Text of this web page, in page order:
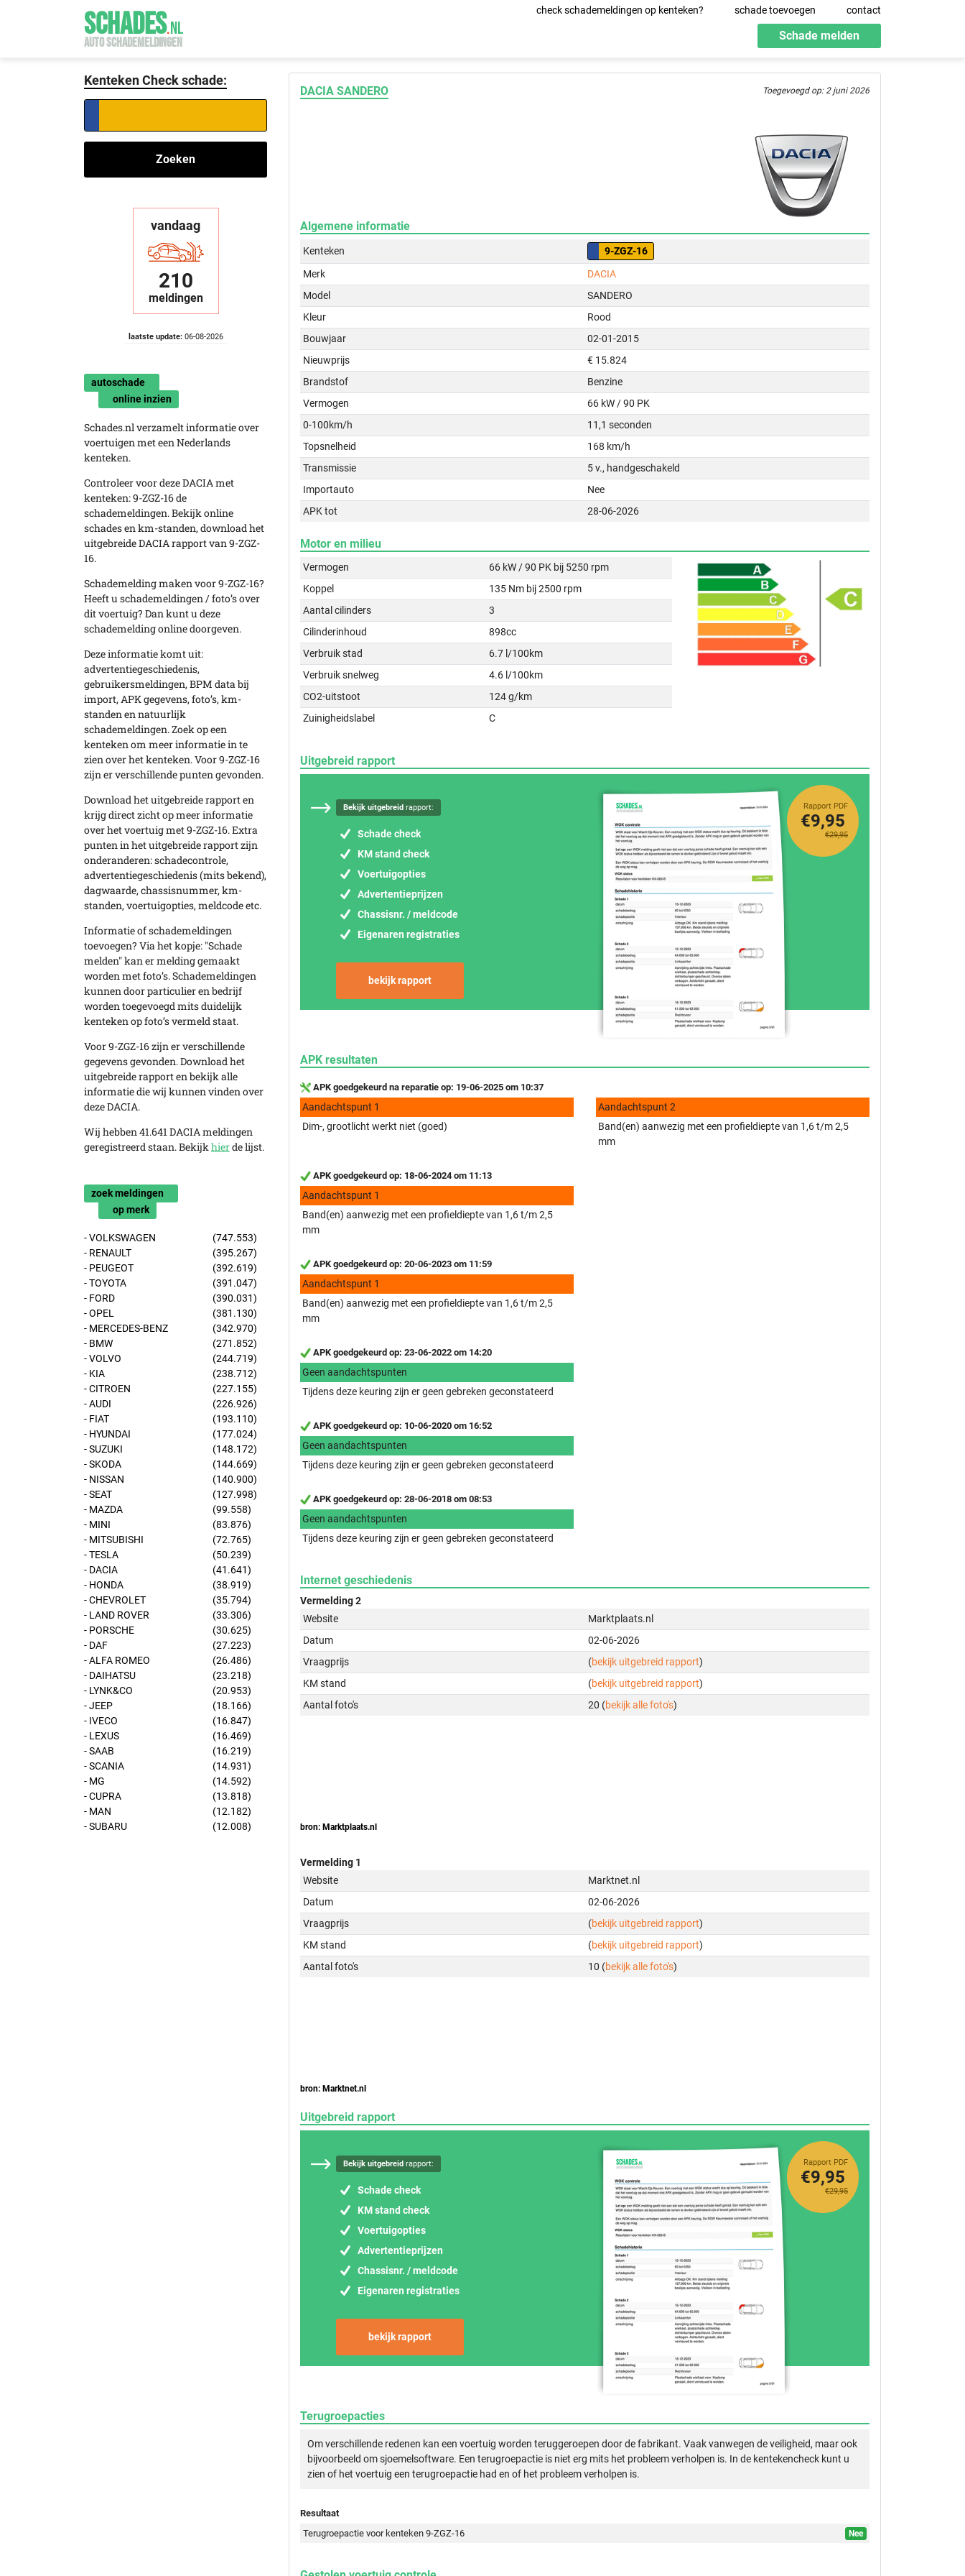
SCHADES.NL
AUTO SCHADEMELDINGEN
check schademeldingen op kenteken? schade toevoegen contact
Schade melden
Kenteken Check schade:
Zoeken
vandaag
210
meldingen
laatste update:06-08-2026
autoschade
online inzien
Schades.nl verzamelt informatie over
voertuigen met een Nederlands
kenteken.
Controleer voor deze DACIA met
kenteken: 9-ZGZ-16 de
schademeldingen. Bekijk online
schades en km-standen, download het
uitgebreide DACIA rapport van 9-ZGZ-
16.
Schademelding maken voor 9-ZGZ-16?
Heeft u schademeldingen / foto’s over
dit voertuig? Dan kunt u deze
schademelding online doorgeven.
Deze informatie komt uit:
advertentiegeschiedenis,
gebruikersmeldingen, BPM data bij
import, APK gegevens, foto’s, km-
standen en natuurlijk
schademeldingen. Zoek op een
kenteken om meer informatie in te
zien over het kenteken. Voor 9-ZGZ-16
zijn er verschillende punten gevonden.
Download het uitgebreide rapport en
krijg direct zicht op meer informatie
over het voertuig met 9-ZGZ-16. Extra
punten in het uitgebreide rapport zijn
onderanderen: schadecontrole,
advertentiegeschiedenis (mits bekend),
dagwaarde, chassisnummer, km-
standen, voertuigopties, meldcode etc.
Informatie of schademeldingen
toevoegen? Via het kopje: "Schade
melden" kan er melding gemaakt
worden met foto’s. Schademeldingen
kunnen door particulier en bedrijf
worden toegevoegd mits duidelijk
kenteken op foto’s vermeld staat.
Voor 9-ZGZ-16 zijn er verschillende
gegevens gevonden. Download het
uitgebreide rapport en bekijk alle
informatie die wij kunnen vinden over
deze DACIA.
Wij hebben 41.641 DACIA meldingen
geregistreerd staan. Bekijkhierde lijst.
zoek meldingen
op merk
- VOLKSWAGEN
(747.553)
- RENAULT
(395.267)
- PEUGEOT
(392.619)
- TOYOTA
(391.047)
- FORD
(390.031)
- OPEL
(381.130)
- MERCEDES-BENZ
(342.970)
- BMW
(271.852)
- VOLVO
(244.719)
- KIA
(238.712)
- CITROEN
(227.155)
- AUDI
(226.926)
- FIAT
(193.110)
- HYUNDAI
(177.024)
- SUZUKI
(148.172)
- SKODA
(144.669)
- NISSAN
(140.900)
- SEAT
(127.998)
- MAZDA
(99.558)
- MINI
(83.876)
- MITSUBISHI
(72.765)
- TESLA
(50.239)
- DACIA
(41.641)
- HONDA
(38.919)
- CHEVROLET
(35.794)
- LAND ROVER
(33.306)
- PORSCHE
(30.625)
- DAF
(27.223)
- ALFA ROMEO
(26.486)
- DAIHATSU
(23.218)
- LYNK&CO
(20.953)
- JEEP
(18.166)
- IVECO
(16.847)
- LEXUS
(16.469)
- SAAB
(16.219)
- SCANIA
(14.931)
- MG
(14.592)
- CUPRA
(13.818)
- MAN
(12.182)
- SUBARU
(12.008)
DACIA SANDERO Toegevoegd op: 2 juni 2026
Algemene informatie
Kenteken
9-ZGZ-16
Merk
DACIA
Model
SANDERO
Kleur
Rood
Bouwjaar
02-01-2015
Nieuwprijs
€ 15.824
Brandstof
Benzine
Vermogen
66 kW / 90 PK
0-100km/h
11,1 seconden
Topsnelheid
168 km/h
Transmissie
5 v., handgeschakeld
Importauto
Nee
APK tot
28-06-2026
Motor en milieu
Vermogen
66 kW / 90 PK bij 5250 rpm
Koppel
135 Nm bij 2500 rpm
Aantal cilinders
3
Cilinderinhoud
898cc
Verbruik stad
6.7 l/100km
Verbruik snelweg
4.6 l/100km
CO2-uitstoot
124 g/km
Zuinigheidslabel
C
Uitgebreid rapport
Bekijk uitgebreid rapport:
Schade check
KM stand check
Voertuigopties
Advertentieprijzen
Chassisnr. / meldcode
Eigenaren registraties
bekijk rapport
Rapport PDF
€29,95
€9,95
APK resultaten
APK goedgekeurd na reparatie op: 19-06-2025 om 10:37
Aandachtspunt 1
Dim-, grootlicht werkt niet (goed)
Aandachtspunt 2
Band(en) aanwezig met een profieldiepte van 1,6 t/m 2,5
mm
APK goedgekeurd op: 18-06-2024 om 11:13
Aandachtspunt 1
Band(en) aanwezig met een profieldiepte van 1,6 t/m 2,5
mm
APK goedgekeurd op: 20-06-2023 om 11:59
Aandachtspunt 1
Band(en) aanwezig met een profieldiepte van 1,6 t/m 2,5
mm
APK goedgekeurd op: 23-06-2022 om 14:20
Geen aandachtspunten
Tijdens deze keuring zijn er geen gebreken geconstateerd
APK goedgekeurd op: 10-06-2020 om 16:52
Geen aandachtspunten
Tijdens deze keuring zijn er geen gebreken geconstateerd
APK goedgekeurd op: 28-06-2018 om 08:53
Geen aandachtspunten
Tijdens deze keuring zijn er geen gebreken geconstateerd
Internet geschiedenis
Vermelding 2
Website
Marktplaats.nl
Datum
02-06-2026
Vraagprijs
(bekijk uitgebreid rapport)
KM stand
(bekijk uitgebreid rapport)
Aantal foto's
20 (bekijk alle foto's)
bron: Marktplaats.nl
Vermelding 1
Website
Marktnet.nl
Datum
02-06-2026
Vraagprijs
(bekijk uitgebreid rapport)
KM stand
(bekijk uitgebreid rapport)
Aantal foto's
10 (bekijk alle foto's)
bron: Marktnet.nl
Uitgebreid rapport
Bekijk uitgebreid rapport:
Schade check
KM stand check
Voertuigopties
Advertentieprijzen
Chassisnr. / meldcode
Eigenaren registraties
bekijk rapport
Rapport PDF
€29,95
€9,95
Terugroepacties
Om verschillende redenen kan een voertuig worden teruggeroepen door de fabrikant. Vaak vanwegen de veiligheid, maar ook
bijvoorbeeld om sjoemelsoftware. Een terugroepactie is niet erg mits het probleem verholpen is. In de kentekencheck kunt u
zien of het voertuig een terugroepactie had en of het probleem verholpen is.
Resultaat
Terugroepactie voor kenteken 9-ZGZ-16
Nee